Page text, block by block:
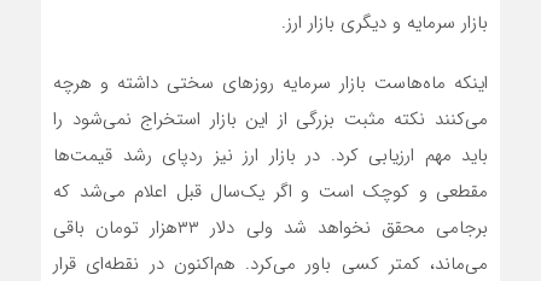
بازار سرمایه و دیگری بازار ارز.
اینکه ماه‌‌‌هاست بازار سرمایه روزهای سختی داشته و هرچه
می‌کنند نکته مثبت بزرگی از این بازار استخراج نمی‌شود را
باید مهم ارزیابی کرد. در بازار ارز نیز ردپای رشد قیمت‌ها
مقطعی و کوچک است و اگر یک‌سال قبل اعلام می‌‌‌شد که
برجامی محقق نخواهد شد ولی دلار ۳۳‌هزار تومان باقی
می‌‌‌ماند، کمتر کسی باور می‌‌‌کرد. هم‌‌‌اکنون در نقطه‌‌‌ای قرار